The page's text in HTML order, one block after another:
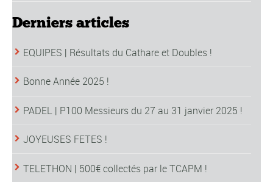
Derniers articles
EQUIPES | Résultats du Cathare et Doubles !
Bonne Année 2025 !
PADEL | P100 Messieurs du 27 au 31 janvier 2025 !
JOYEUSES FETES !
TELETHON | 500€ collectés par le TCAPM !